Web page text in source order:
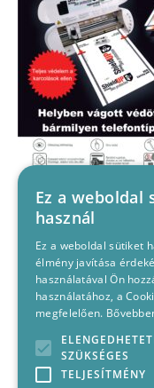
Ez a weboldal
használ
Ez a weboldal sütiket
élmény javítása
használatával Ön
használatához, a
megfelelően.
SZÜKSÉGES
TELJESÍTMÉNY